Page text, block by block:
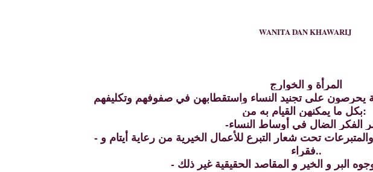
WANITA DAN KHAWARIJ
المرأة و الخوارج
يحرصون على تجنيد النساء واستقطابهن في صفوفهم وتكليفهم
بكل ما يمكنهن القيام به من:
- ومن جمع الأموال من المحسنات والمتبرعات تحت شعار التبرع للأعمال الخيرية من رعاية أيتام و
فقراء..